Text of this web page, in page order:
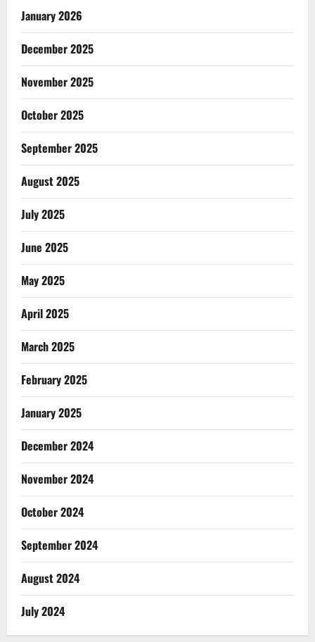
January 2026
December 2025
November 2025
October 2025
September 2025
August 2025
July 2025
June 2025
May 2025
April 2025
March 2025
February 2025
January 2025
December 2024
November 2024
October 2024
September 2024
August 2024
July 2024